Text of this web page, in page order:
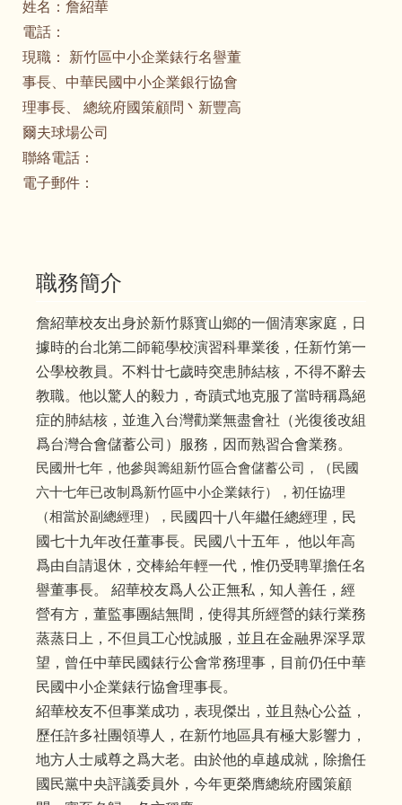
姓名： 詹紹華
電話：
現職：
新竹區中小企業錶行名譽董
事長、中華民國中小企業銀行協會
理事長、 總統府國策顧問丶新豐高
爾夫球場公司
聯絡電話：
電子郵件：
職務簡介
詹紹華校友出身於新竹縣寳山鄉的一個清寒家庭，日
據時的台北第二師範學校演習科畢業後，任新竹第一
公學校教員。不料廿七歲時突患肺結核，不得不辭去
教職。他以驚人的毅力，奇蹟式地克服了當時稱爲絕
症的肺結核，並進入台灣勸業無盡會社（光復後改組
爲台灣合會儲蓄公司）服務，因而熟習合會業務。
民國卅七年，他參與籌組新竹區合會儲蓄公司，（民國
六十七年已改制爲新竹區中小企業錶行），初任協理
（相當於副總經理），民國四十八年繼任總經理，民
國七十九年改任董事長。民國八十五年， 他以年高
爲由自請退休，交棒給年輕一代，惟仍受聘單擔任名
譽董事長。 紹華校友爲人公正無私，知人善任，經
營有方，董監事團結無間， 使得其所經營的錶行業務
蒸蒸日上，不但員工心悅誠服，並且在金融界深孚眾
望，曾任中華民國錶行公會常務理事，目前仍任中華
民國中小企業錶行協會理事長。
紹華校友不但事業成功，表現傑出，並且熱心公益，
歷任許多社團領導人，在新竹地區具有極大影響力，
地方人士咸尊之爲大老。由於他的卓越成就，除擔任
國民黨中央評議委員外，今年更榮膺總統府國策顧